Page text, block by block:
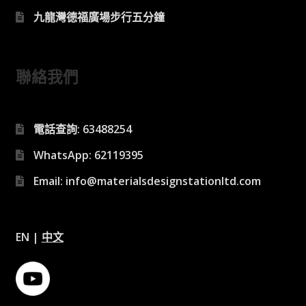
九龍灣德福廣場步行五分鐘
聯絡我們
電話查詢: 63488254
WhatsApp: 62119395
Email: info@materialsdesignstationltd.com
EN | 中文